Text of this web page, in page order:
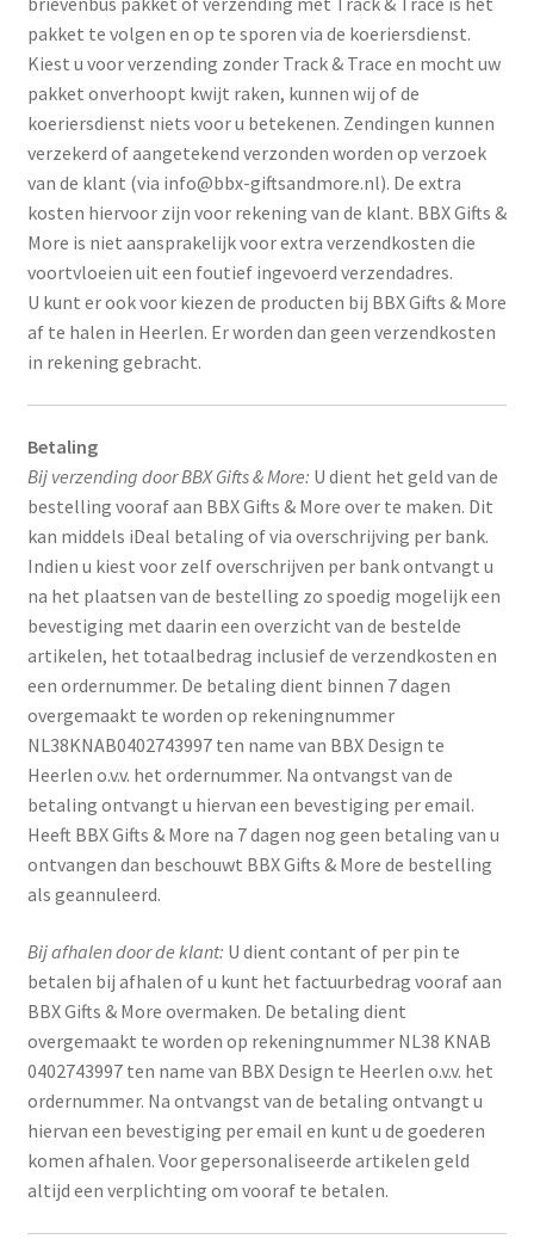
pakket te volgen en op te sporen via de koeriersdienst.
Kiest u voor verzending zonder Track & Trace en mocht uw
pakket onverhoopt kwijt raken, kunnen wij of de
koeriersdienst niets voor u betekenen. Zendingen kunnen
verzekerd of aangetekend verzonden worden op verzoek
van de klant (via info@bbx-giftsandmore.nl). De extra
kosten hiervoor zijn voor rekening van de klant. BBX Gifts &
More is niet aansprakelijk voor extra verzendkosten die
voortvloeien uit een foutief ingevoerd verzendadres.
U kunt er ook voor kiezen de producten bij BBX Gifts & More
af te halen in Heerlen. Er worden dan geen verzendkosten
in rekening gebracht.
Betaling
Bij verzending door BBX Gifts & More: U dient het geld van de
bestelling vooraf aan BBX Gifts & More over te maken. Dit
kan middels iDeal betaling of via overschrijving per bank.
Indien u kiest voor zelf overschrijven per bank ontvangt u
na het plaatsen van de bestelling zo spoedig mogelijk een
bevestiging met daarin een overzicht van de bestelde
artikelen, het totaalbedrag inclusief de verzendkosten en
een ordernummer. De betaling dient binnen 7 dagen
overgemaakt te worden op rekeningnummer
NL38KNAB0402743997 ten name van BBX Design te
Heerlen o.v.v. het ordernummer. Na ontvangst van de
betaling ontvangt u hiervan een bevestiging per email.
Heeft BBX Gifts & More na 7 dagen nog geen betaling van u
ontvangen dan beschouwt BBX Gifts & More de bestelling
als geannuleerd.
Bij afhalen door de klant: U dient contant of per pin te
betalen bij afhalen of u kunt het factuurbedrag vooraf aan
BBX Gifts & More overmaken. De betaling dient
overgemaakt te worden op rekeningnummer NL38 KNAB
0402743997 ten name van BBX Design te Heerlen o.v.v. het
ordernummer. Na ontvangst van de betaling ontvangt u
hiervan een bevestiging per email en kunt u de goederen
komen afhalen. Voor gepersonaliseerde artikelen geld
altijd een verplichting om vooraf te betalen.